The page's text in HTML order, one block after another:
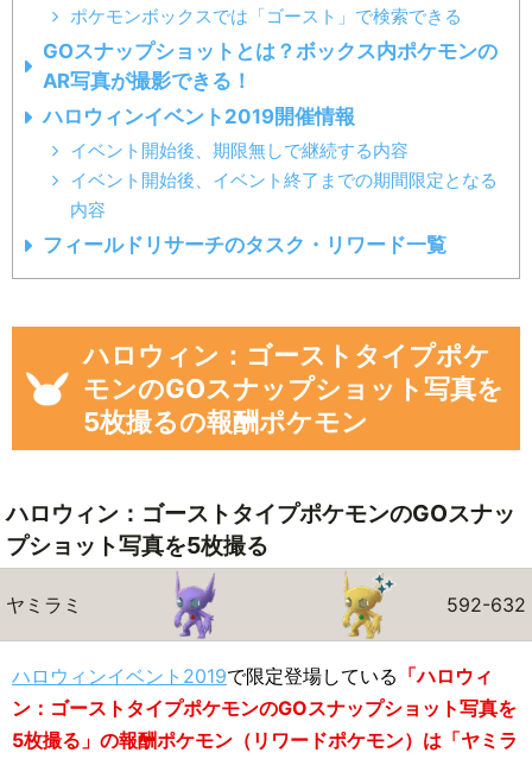
ポケモンボックスでは「ゴースト」で検索できる
GOスナップショットとは？ボックス内ポケモンの
AR写真が撮影できる！
ハロウィンイベント2019開催情報
イベント開始後、期限無しで継続する内容
イベント開始後、イベント終了までの期間限定となる
内容
フィールドリサーチのタスク・リワード一覧
ハロウィン：ゴーストタイプポケ
モンのGOスナップショット写真を
5枚撮るの報酬ポケモン
ハロウィン：ゴーストタイプポケモンのGOスナッ
プショット写真を5枚撮る
ヤミラミ 592-632
ハロウィンイベント2019で限定登場している 「ハロウィ
ン：ゴーストタイプポケモンのGOスナップショット写真を
5枚撮る」の報酬ポケモン（リワードポケモン）は「ヤミラ